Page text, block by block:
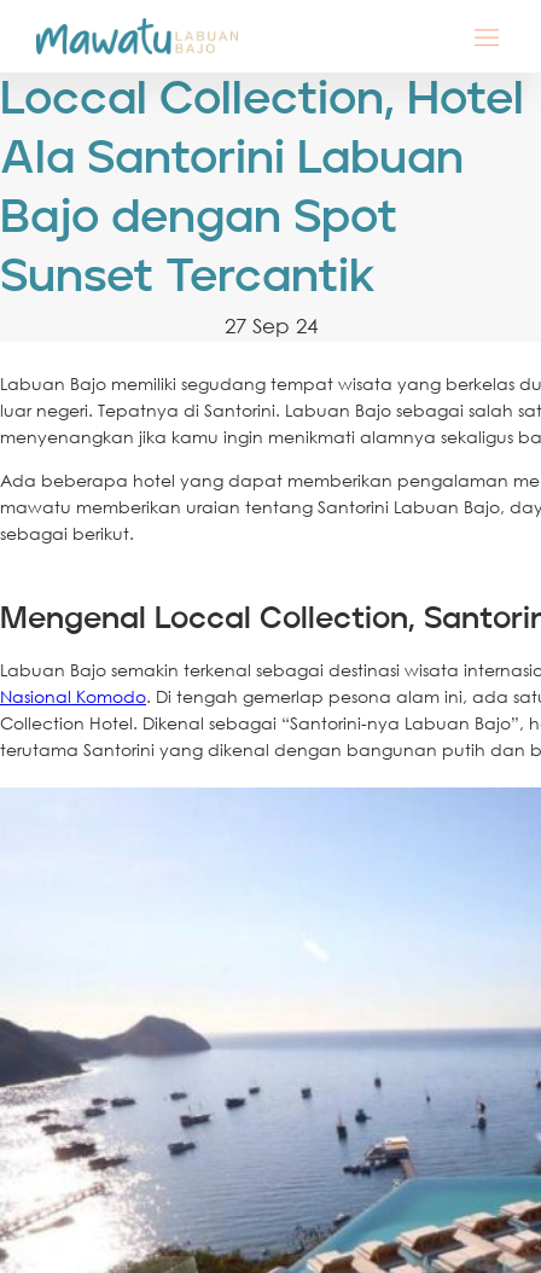
Loccal Collection, Hotel
Ala Santorini Labuan
Bajo dengan Spot
Sunset Tercantik
27 Sep 24
Labuan Bajo memiliki segudang tempat wisata yang berkelas
luar negeri. Tepatnya di Santorini. Labuan Bajo sebagai salah
menyenangkan jika kamu ingin menikmati alamnya sekaligus
Ada beberapa hotel yang dapat memberikan pengalaman
mawatu memberikan uraian tentang Santorini Labuan Bajo,
sebagai berikut.
Mengenal Loccal Collection,
Labuan Bajo semakin terkenal sebagai destinasi wisata
Nasional Komodo. Di tengah gemerlap pesona alam ini, ada
Collection Hotel. Dikenal sebagai “Santorini-nya Labuan Bajo”,
terutama Santorini yang dikenal dengan bangunan putih dan